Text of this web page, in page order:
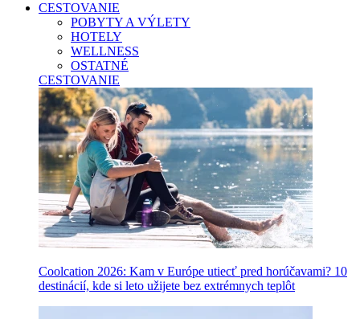
CESTOVANIE
POBYTY A VÝLETY
HOTELY
WELLNESS
OSTATNÉ
CESTOVANIE
Coolcation 2026: Kam v Európe utiecť pred horúčavami? 10
destinácií, kde si leto užijete bez extrémnych teplôt